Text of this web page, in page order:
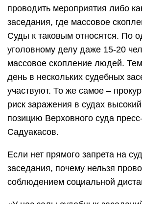
проводить мероприятия либо
заседания, где массовое
Суды к таковым относятся. По
уголовному делу даже 15-20
массовое скопление людей.
день в нескольких судебных
участвуют. То же самое –
риск заражения в судах
позицию Верховного суда
Садуакасов.
Если нет прямого запрета на
заседания, почему нельзя
соблюдением социальной